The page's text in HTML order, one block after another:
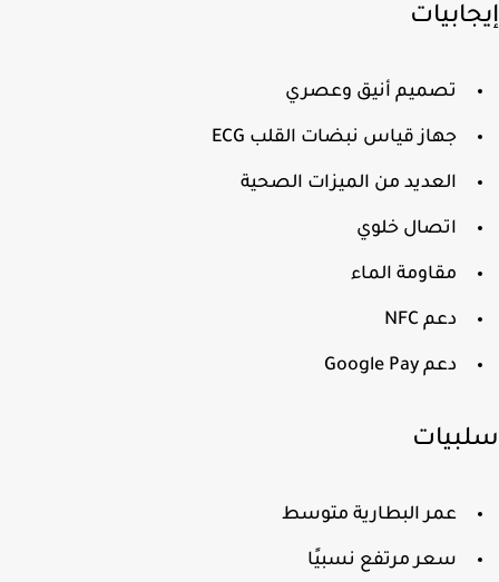
تصميم أنيق وعصري
جهاز قياس نبضات القلب ECG
العديد من الميزات الصحية
اتصال خلوي
مقاومة الماء
دعم NFC
دعم Google Pay
عمر البطارية متوسط
سعر مرتفع نسبيًا